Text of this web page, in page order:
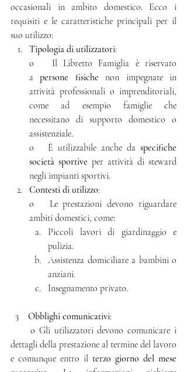
occasionali in ambito domestico. Ecco i
requisiti e le caratteristiche principali per il
suo utilizzo:
Tipologia di utilizzatori:
o   Il Libretto Famiglia è riservato
a persone fisiche non impegnate in
attività professionali o imprenditoriali,
come ad esempio famiglie che
necessitano di supporto domestico o
assistenziale.
o   È utilizzabile anche da specifiche
società sportive per attività di steward
negli impianti sportivi.
Contesti di utilizzo:
o   Le prestazioni devono riguardare
ambiti domestici, come:
Piccoli lavori di giardinaggio e
pulizia.
Assistenza domiciliare a bambini o
anziani.
Insegnamento privato.
  3
Obblighi comunicativi:
dettagli della prestazione al termine del lavoro
e comunque entro il terzo giorno del mese